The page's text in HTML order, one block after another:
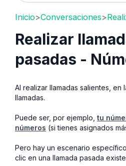
Inicio>Conversaciones>
Realizar
pasadas -
Al realizar llamadas salientes,
llamadas.
Puede ser, por ejemplo, tu
números (si tienes asignados
Pero hay un escenario
clic en una llamada pasada